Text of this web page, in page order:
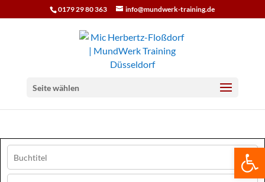
0179 29 80 363 info@mundwerk-training.de
Seite wählen